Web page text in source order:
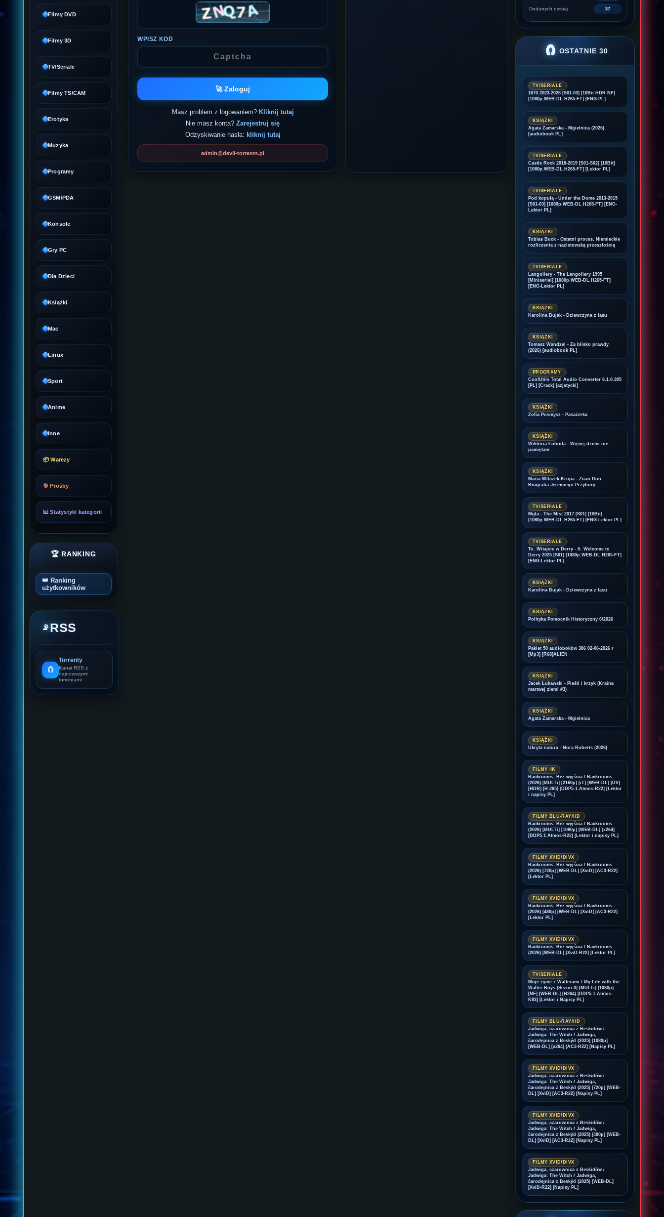
Filmy DVD
Filmy 3D
TV/Seriale
Filmy TS/CAM
Erotyka
Muzyka
Programy
GSM/PDA
Konsole
Gry PC
Dla Dzieci
Książki
Mac
Linux
Sport
Anime
Inne
📦 Warezy
🎯 Prośby
📊 Statystyki kategorii
🏆 RANKING
👑 Ranking
użytkowników
📡RSS
🧲
Torrenty
Kanał RSS z
najnowszymi
torrentami
Dodanych dzisiaj 37
🧲 OSTATNIE 30
TV/SERIALE
1670 2023-2026 [S01-03] [10Bit HDR NF]
[1080p.WEB-DL.H265-FT] [ENG-PL]
KSIĄŻKI
Agata Zamarska - Mgielnica (2026)
[audiobook PL]
TV/SERIALE
Castle Rock 2018-2019 [S01-S02] [10Bit]
[1080p.WEB-DL.H265-FT] [Lektor PL]
TV/SERIALE
Pod kopułą - Under the Dome 2013-2015
[S01-03] [1080p.WEB-DL.H265-FT] [ENG-
Lektor PL]
KSIĄŻKI
Tobias Buck - Ostatni proces. Niemieckie
rozliczenia z nazistowską przeszłością
TV/SERIALE
Langoliery - The Langoliery 1995
[Miniserial] [1080p.WEB-DL.H265-FT]
[ENG-Lektor PL]
KSIĄŻKI
Karolina Bujak - Dziewczyna z lasu
KSIĄŻKI
Tomasz Wandzel - Za blisko prawdy
(2026) [audiobook PL]
PROGRAMY
CoolUtils Total Audio Converter 6.1.0.305
[PL] [Crack] [azjatycki]
KSIĄŻKI
Zofia Posmysz - Pasażerka
KSIĄŻKI
Wiktoria Łoboda - Więcej dzieci nie
pamiętam
KSIĄŻKI
Maria Wilczek-Krupa - Żuan Don.
Biografia Jeremiego Przybory
TV/SERIALE
Mgła - The Mist 2017 [S01] [10Bit]
[1080p.WEB-DL.H265-FT] [ENG-Lektor PL]
TV/SERIALE
To. Witajcie w Derry - It. Welcome to
Derry 2025 [S01] [1080p.WEB-DL.H265-FT]
[ENG-Lektor PL]
KSIĄŻKI
Karolina Bujak - Dziewczyna z lasu
KSIĄŻKI
Polityka Pomocnik Historyczny 6/2026
KSIĄŻKI
Pakiet 50 audioboków 386 02-06-2026 r
[Mp3] [R68]ALIEN
KSIĄŻKI
Jacek Łukawski - Pieśń i krzyk (Kraina
martwej ziemi #3)
KSIĄŻKI
Agata Zamarska - Mgielnica
KSIĄŻKI
Ukryta natura - Nora Roberts (2026)
FILMY 4K
Backrooms. Bez wyjścia / Backrooms
(2026) [MULTi] [2160p] [iT] [WEB-DL] [DV]
[HDR] [H.265] [DDP5.1.Atmos-R22] [Lektor
i napisy PL]
FILMY BLU-RAY/HD
Backrooms. Bez wyjścia / Backrooms
(2026) [MULTi] [1080p] [WEB-DL] [x264]
[DDP5.1.Atmos-R22] [Lektor i napisy PL]
FILMY XVID/DIVX
Backrooms. Bez wyjścia / Backrooms
(2026) [720p] [WEB-DL] [XviD] [AC3-R22]
[Lektor PL]
FILMY XVID/DIVX
Backrooms. Bez wyjścia / Backrooms
(2026) [480p] [WEB-DL] [XviD] [AC3-R22]
[Lektor PL]
FILMY XVID/DIVX
Backrooms. Bez wyjścia / Backrooms
(2026) [WEB-DL] [XviD-R22] [Lektor PL]
TV/SERIALE
Moje życie z Walterami / My Life with the
Walter Boys [Sezon 3] [MULTi] [1080p]
[NF] [WEB-DL] [H264] [DDP5.1.Atmos-
K83] [Lektor i Napisy PL]
FILMY BLU-RAY/HD
Jadwiga, czarownica z Beskidów /
Jadwiga: The Witch / Jadwiga,
čarodejnica z Beskýd (2025) [1080p]
[WEB-DL] [x264] [AC3-R22] [Napisy PL]
FILMY XVID/DIVX
Jadwiga, czarownica z Beskidów /
Jadwiga: The Witch / Jadwiga,
čarodejnica z Beskýd (2025) [720p] [WEB-
DL] [XviD] [AC3-R22] [Napisy PL]
FILMY XVID/DIVX
Jadwiga, czarownica z Beskidów /
Jadwiga: The Witch / Jadwiga,
čarodejnica z Beskýd (2025) [480p] [WEB-
DL] [XviD] [AC3-R22] [Napisy PL]
FILMY XVID/DIVX
Jadwiga, czarownica z Beskidów /
Jadwiga: The Witch / Jadwiga,
čarodejnica z Beskýd (2025) [WEB-DL]
[XviD-R22] [Napisy PL]
WPISZ KOD
🚀 Zaloguj
Masz problem z logowaniem? Kliknij tutaj
Nie masz konta? Zarejestruj się
Odzyskiwanie hasła: kliknij tutaj
admin@devil-torrents.pl